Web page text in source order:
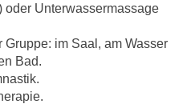
oder Unterwassermassage
im Saal, am Wasser
Bad.